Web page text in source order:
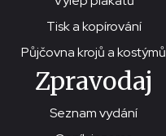
Tisk a kopírování
Půjčovna krojů a kostýmů
Zpravodaj
Seznam vydání